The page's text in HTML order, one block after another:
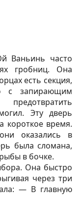
Ваньинь часто
гробниц. Она
есть секция,
с запирающим
Эту дверь
короткое время.
оказались в
была сломана,
в бочке.
Она быстро
через три
— В главную